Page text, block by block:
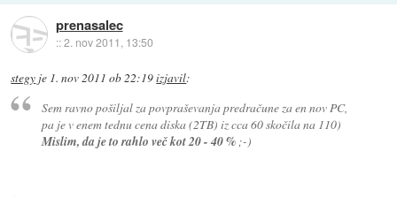
prenasalec
::2. nov 2011, 13:50
stegy je 1. nov 2011 ob 22:19izjavil:
Sem ravno pošiljal za povpraševanja predračune za en nov PC,
pa je v enem tednu cena diska (2TB) iz cca 60 skočila na 110)
Mislim, da je to rahlo več kot 20 - 40 %;-)